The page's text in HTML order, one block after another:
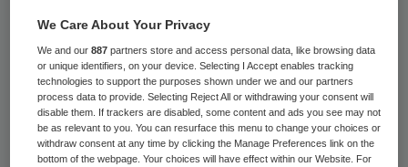
aantal overledenen is waarschijnlijk
beduidend hoger, omdat lang niet iedereen
wordt getest. Zo overlijden in
verpleeghuizen veel ouderen voor wie een
ziekenhuisopname geen zin meer heeft.
We Care About Your Privacy
We and our887 partners store and access personal data, like browsing data
or unique identifiers, on your device. Selecting I Accept enables tracking
technologies to support the purposes shown under we and our partners
process data to provide. Selecting Reject All or withdrawing your consent will
disable them. If trackers are disabled, some content and ads you see may not
be as relevant to you. You can resurface this menu to change your choices or
withdraw consent at any time by clicking the Manage Preferences link on the
bottom of the webpage. Your choices will have effect within our Website. For